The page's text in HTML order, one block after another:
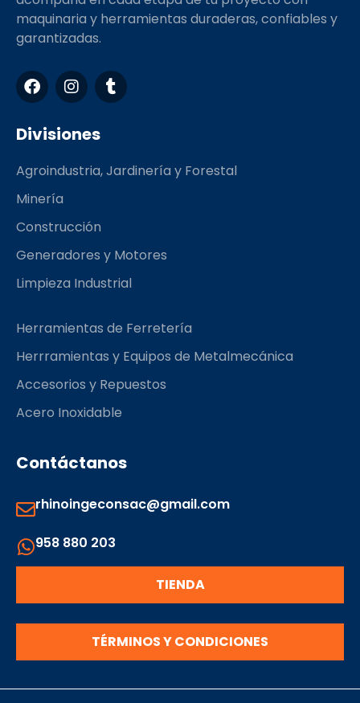
maquinaria y herramientas duraderas, confiables y
garantizadas.
F
a
c
e
b
o
k
I
n
s
t
a
r
T
u
m
Divisiones
Agroindustria, Jardinería y Forestal
Minería
Construcción
Generadores y Motores
Limpieza Industrial
Herramientas de Ferretería
Herrramientas y Equipos de Metalmecánica
Accesorios y Repuestos
Acero Inoxidable
Contáctanos
rhinoingeconsac@gmail.com
958 880 203
TIENDA
TÉRMINOS Y CONDICIONES